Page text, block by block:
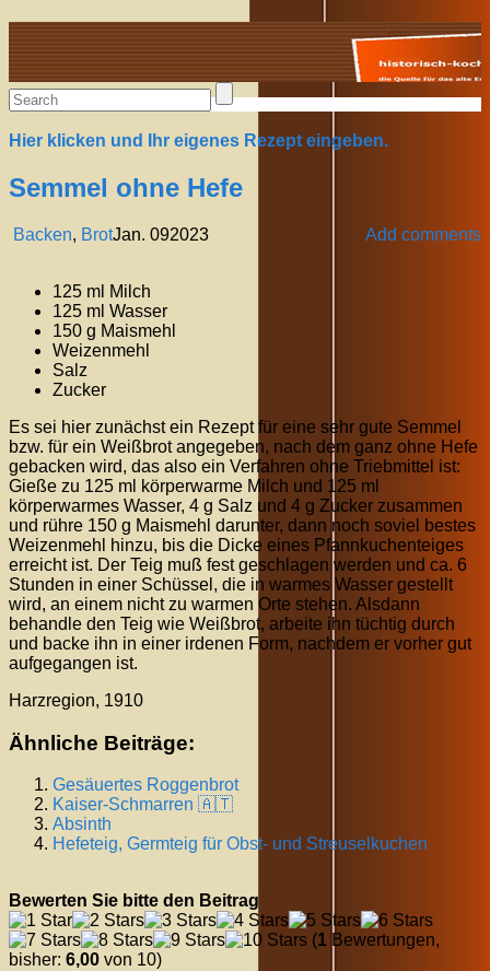
Alte Rezepte online
Hier klicken und Ihr eigenes Rezept eingeben.
Semmel ohne Hefe
Backen, Brot Add comments
Jan. 092023
125 ml Milch
125 ml Wasser
150 g Maismehl
Weizenmehl
Salz
Zucker
Es sei hier zunächst ein Rezept für eine sehr gute Semmel
bzw. für ein Weißbrot angegeben, nach dem ganz ohne Hefe
gebacken wird, das also ein Verfahren ohne Triebmittel ist:
Gieße zu 125 ml körperwarme Milch und 125 ml
körperwarmes Wasser, 4 g Salz und 4 g Zucker zusammen
und rühre 150 g Maismehl darunter, dann noch soviel bestes
Weizenmehl hinzu, bis die Dicke eines Pfannkuchenteiges
erreicht ist. Der Teig muß fest geschlagen werden und ca. 6
Stunden in einer Schüssel, die in warmes Wasser gestellt
wird, an einem nicht zu warmen Orte stehen. Alsdann
behandle den Teig wie Weißbrot, arbeite ihn tüchtig durch
und backe ihn in einer irdenen Form, nachdem er vorher gut
aufgegangen ist.
Harzregion, 1910
Ähnliche Beiträge:
Gesäuertes Roggenbrot
Kaiser-Schmarren 🇦🇹
Absinth
Hefeteig, Germteig für Obst- und Streuselkuchen
Bewerten Sie bitte den Beitrag
(1 Bewertungen,
bisher: 6,00 von 10)